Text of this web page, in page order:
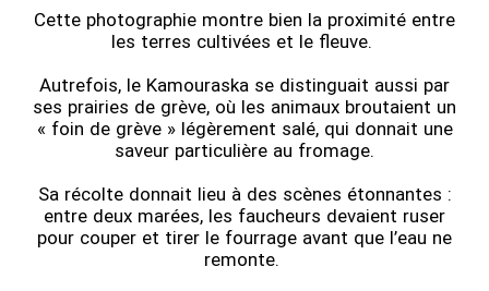
Cette photographie montre bien la proximité entre
les terres cultivées et le fleuve.
Autrefois, le Kamouraska se distinguait aussi par
ses prairies de grève, où les animaux broutaient un
« foin de grève » légèrement salé, qui donnait une
saveur particulière au fromage.
Sa récolte donnait lieu à des scènes étonnantes :
entre deux marées, les faucheurs devaient ruser
pour couper et tirer le fourrage avant que l’eau ne
remonte.